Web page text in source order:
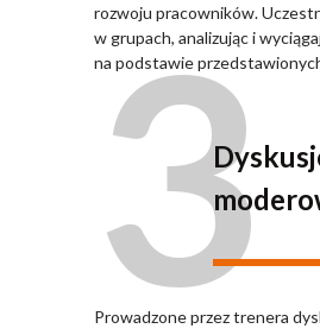
rozwoju pracowników.
w grupach, analizując i
na podstawie
3
Prowadzone przez trenera